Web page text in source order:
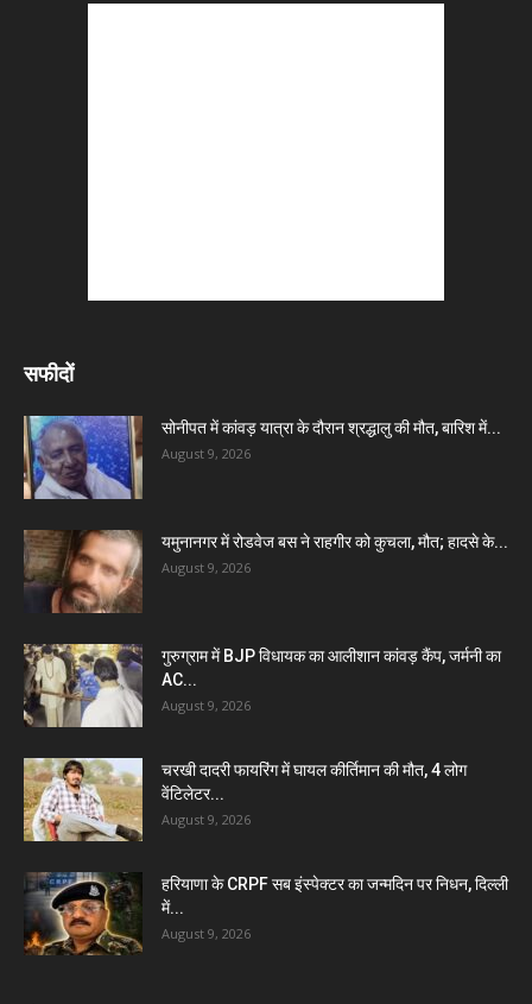
सफीदों
सोनीपत में कांवड़ यात्रा के दौरान श्रद्धालु की मौत, बारिश में...
August 9, 2026
यमुनानगर में रोडवेज बस ने राहगीर को कुचला, मौत; हादसे के...
August 9, 2026
गुरुग्राम में BJP विधायक का आलीशान कांवड़ कैंप, जर्मनी का
AC...
August 9, 2026
चरखी दादरी फायरिंग में घायल कीर्तिमान की मौत, 4 लोग
वेंटिलेटर...
August 9, 2026
हरियाणा के CRPF सब इंस्पेक्टर का जन्मदिन पर निधन, दिल्ली
में...
August 9, 2026